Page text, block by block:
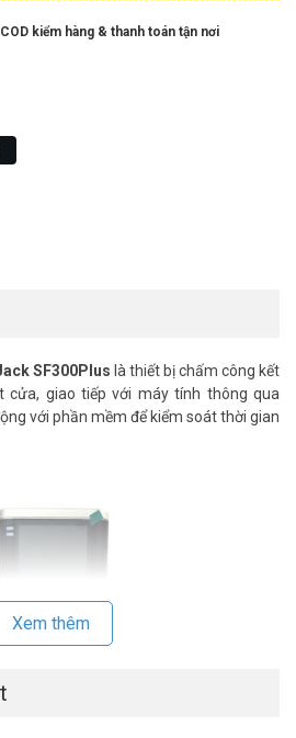
kiểm hàng & thanh toán tận nơi
SF300Plus là thiết bị chấm công kết
cửa, giao tiếp với máy tính thông qua
với phần mềm để kiểm soát thời gian
Xem thêm